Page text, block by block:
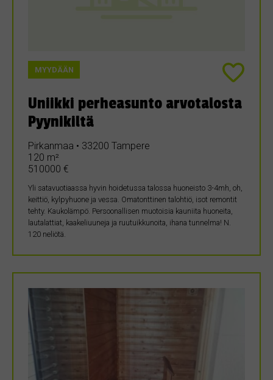
MYYDÄÄN
Uniikki perheasunto arvotalosta
Pyynikiltä
Pirkanmaa • 33200 Tampere
120 m²
510000 €
Yli satavuotiaassa hyvin hoidetussa talossa huoneisto 3-4mh, oh,
keittiö, kylpyhuone ja vessa. Omatonttinen talohtiö, isot remontit
tehty. Kaukolämpö. Persoonallisen muotoisia kauniita huoneita,
lautalattiat, kaakeliuuneja ja ruutuikkunoita, ihana tunnelma! N.
120 neliötä.